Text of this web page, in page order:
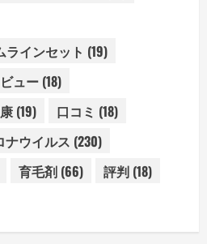
インセット (19)
ュー (18)
(19) 口コミ (18)
ナウイルス (230)
育毛剤 (66) 評判 (18)